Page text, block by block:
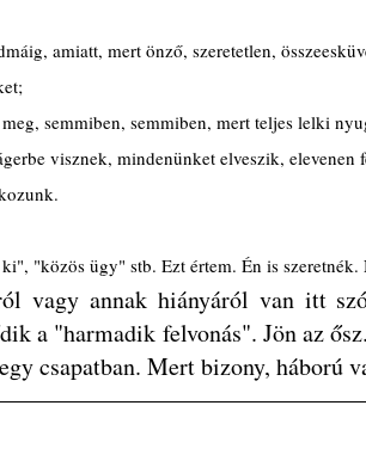
amiatt, mert önző, szeretetlen,
semmiben, semmiben, mert teljes lelki
visznek, mindenünket elveszik, elevenen
"közös ügy" stb. Ezt értem. Én is szeretnék.
vagy annak hiányáról van itt
a "harmadik felvonás". Jön az
csapatban. Mert bizony, háború